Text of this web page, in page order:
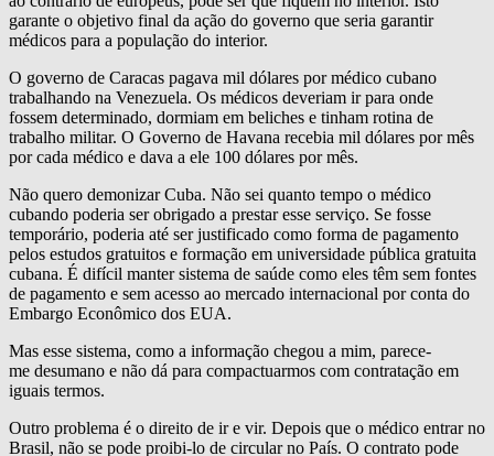
garante o objetivo final da ação do governo que seria garantir
médicos para a população do interior.
O governo de Caracas pagava mil dólares por médico cubano
trabalhando na Venezuela. Os médicos deveriam ir para onde
fossem determinado, dormiam em beliches e tinham rotina de
trabalho militar. O Governo de Havana recebia mil dólares por mês
por cada médico e dava a ele 100 dólares por mês.
Não quero demonizar Cuba. Não sei quanto tempo o médico
cubando poderia ser obrigado a prestar esse serviço. Se fosse
temporário, poderia até ser justificado como forma de pagamento
pelos estudos gratuitos e formação em universidade pública gratuita
cubana. É difícil manter sistema de saúde como eles têm sem fontes
de pagamento e sem acesso ao mercado internacional por conta do
Embargo Econômico dos EUA.
Mas esse sistema, como a informação chegou a mim, parece-
me desumano e não dá para compactuarmos com contratação em
iguais termos.
Outro problema é o direito de ir e vir. Depois que o médico entrar no
Brasil, não se pode proibi-lo de circular no País. O contrato pode